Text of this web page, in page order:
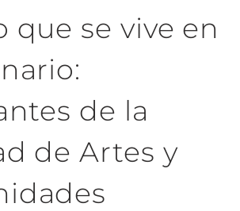
que se vive en
de la
de Artes y